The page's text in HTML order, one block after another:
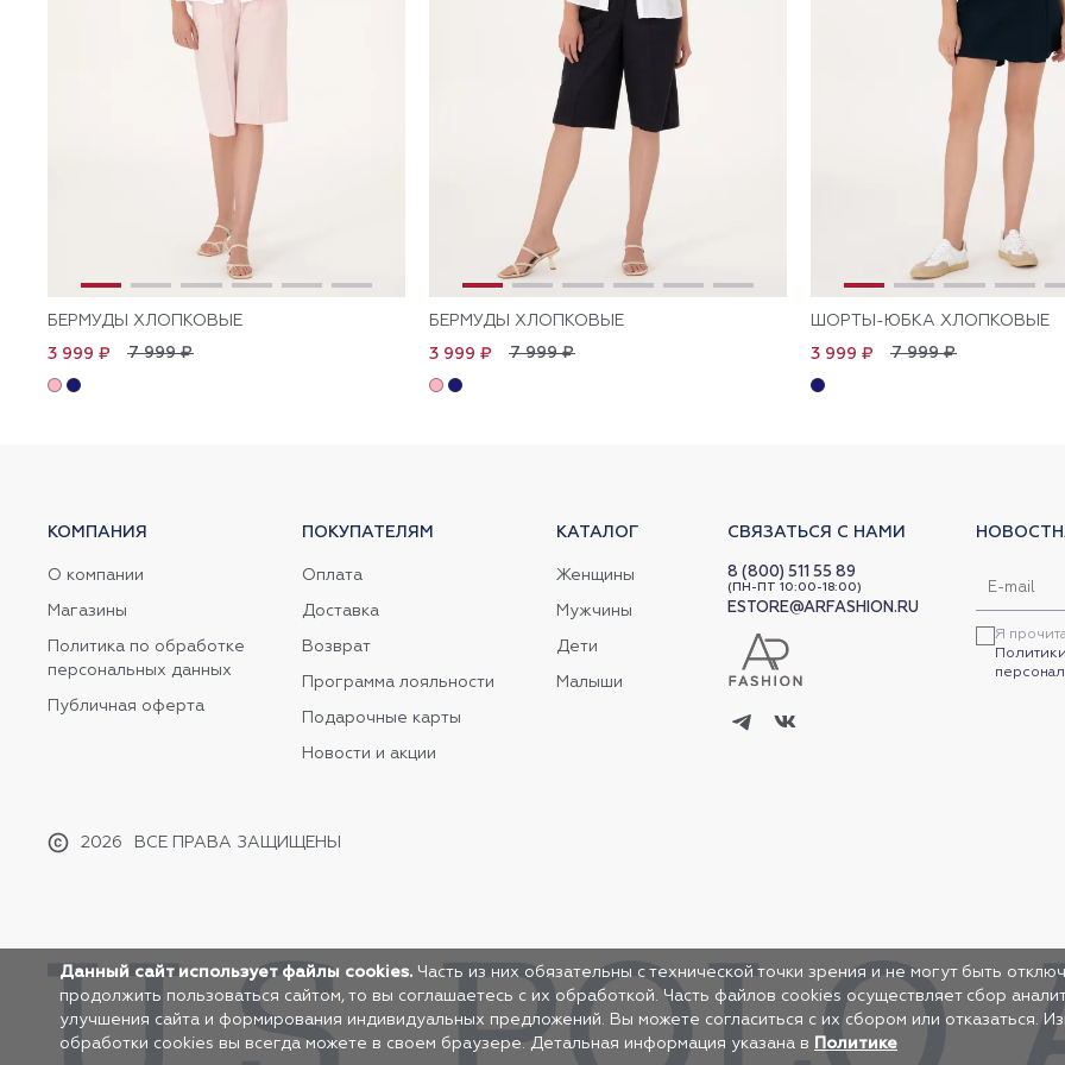
БЕРМУДЫ ХЛОПКОВЫЕ
7 999 ₽
3 999 ₽
БЕРМУДЫ ХЛОПКОВЫЕ
7 999 ₽
3 999 ₽
ШОРТЫ-ЮБКА ХЛОПКОВЫЕ
7 999 ₽
3 999 ₽
КОМПАНИЯ
О компании
Магазины
Политика по обработке
персональных данных
Публичная оферта
2026 ВСЕ ПРАВА ЗАЩИЩЕНЫ
ПОКУПАТЕЛЯМ
Оплата
Доставка
Возврат
Программа лояльности
Подарочные карты
Новости и акции
КАТАЛОГ
Женщины
Мужчины
Дети
Малыши
СВЯЗАТЬСЯ С НАМИ
8 (800) 511 55 89
(ПН-ПТ 10:00-18:00)
ESTORE@ARFASHION.RU
Я
Данный сайт использует файлы cookies. Часть из них обязательны с технической точки зрения и не могут быть
продолжить пользоваться сайтом, то вы соглашаетесь с их обработкой. Часть файлов cookies осуществляет сбор
улучшения сайта и формирования индивидуальных предложений. Вы можете согласиться с их сбором или отказаться.
обработки cookies вы всегда можете в своем браузере. Детальная информация указана в Политике